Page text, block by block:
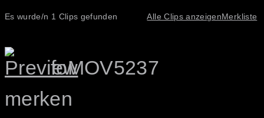
Es wurde/n 1 Clips gefunden Alle Clips anzeigenMerkliste
foMOV5237
merken